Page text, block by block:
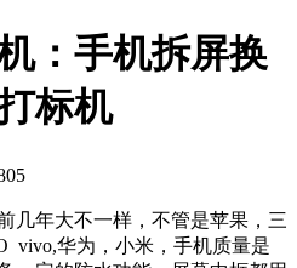
：手机拆屏换
标机
几年大不一样，不管是苹果，三
vivo,华为，小米，手机质量是